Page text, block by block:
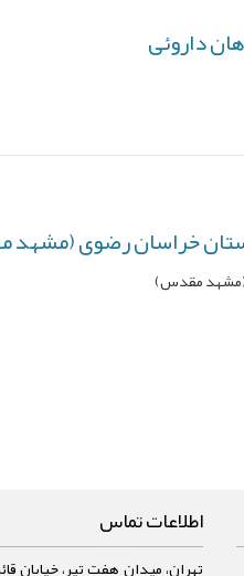
داروئی
استان خراسان رضوی
(مشهد مقدس)
اطلاعات تماس
تهران، میدان هفت تیر، خیابان